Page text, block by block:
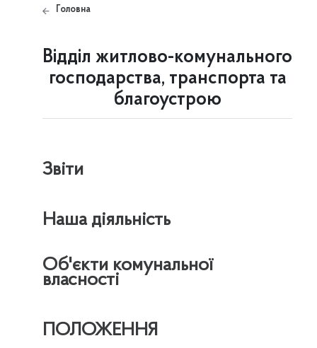
Головна
Відділ житлово-комунального
господарства, транспорта та
благоустрою
Звіти
Наша діяльність
Об'єкти комунальної
власності
ПОЛОЖЕННЯ